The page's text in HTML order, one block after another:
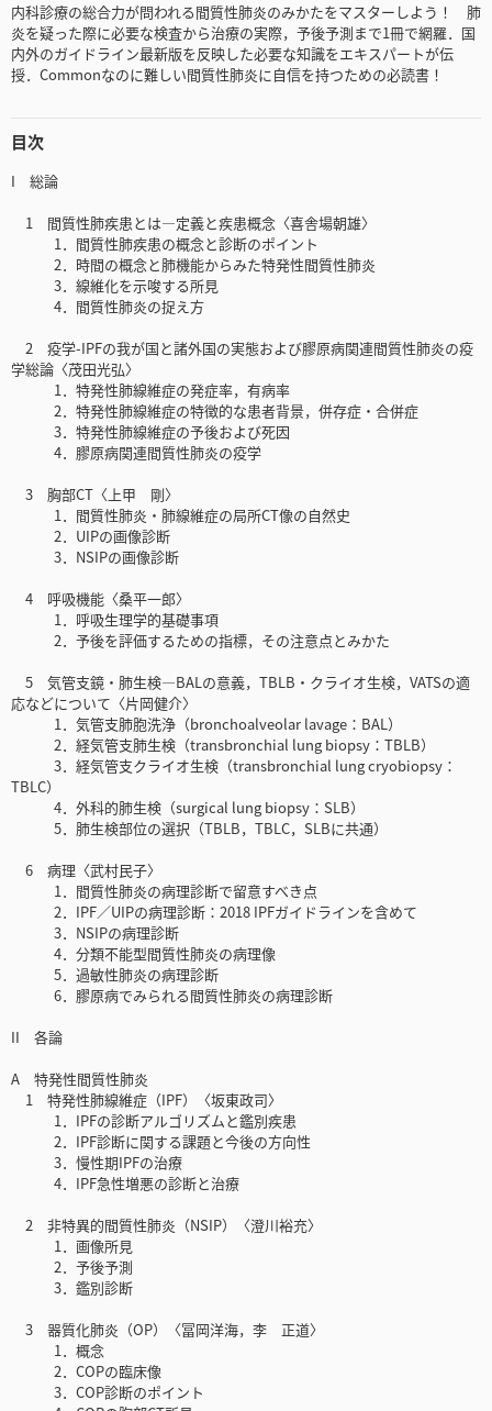
内科診療の総合力が問われる間質性肺炎のみかたをマスターしよう！ 肺
炎を疑った際に必要な検査から治療の実際，予後予測まで1冊で網羅．国
内外のガイドライン最新版を反映した必要な知識をエキスパートが伝
授．Commonなのに難しい間質性肺炎に自信を持つための必読書！
目次
I 総論
1 間質性肺疾患とは―定義と疾患概念〈喜舎場朝雄〉
1．間質性肺疾患の概念と診断のポイント
2．時間の概念と肺機能からみた特発性間質性肺炎
3．線維化を示唆する所見
4．間質性肺炎の捉え方
2 疫学-IPFの我が国と諸外国の実態および膠原病関連間質性肺炎の疫
学総論〈茂田光弘〉
1．特発性肺線維症の発症率，有病率
2．特発性肺線維症の特徴的な患者背景，併存症・合併症
3．特発性肺線維症の予後および死因
4．膠原病関連間質性肺炎の疫学
3 胸部CT〈上甲 剛〉
1．間質性肺炎・肺線維症の局所CT像の自然史
2．UIPの画像診断
3．NSIPの画像診断
4 呼吸機能〈桑平一郎〉
1．呼吸生理学的基礎事項
2．予後を評価するための指標，その注意点とみかた
5 気管支鏡・肺生検―BALの意義，TBLB・クライオ生検，VATSの適
応などについて〈片岡健介〉
1．気管支肺胞洗浄（bronchoalveolar lavage：BAL）
2．経気管支肺生検（transbronchial lung biopsy：TBLB）
3．経気管支クライオ生検（transbronchial lung cryobiopsy：
TBLC）
4．外科的肺生検（surgical lung biopsy：SLB）
5．肺生検部位の選択（TBLB，TBLC，SLBに共通）
6 病理〈武村民子〉
1．間質性肺炎の病理診断で留意すべき点
2．IPF／UIPの病理診断：2018 IPFガイドラインを含めて
3．NSIPの病理診断
4．分類不能型間質性肺炎の病理像
5．過敏性肺炎の病理診断
6．膠原病でみられる間質性肺炎の病理診断
II 各論
A 特発性間質性肺炎
1 特発性肺線維症（IPF）〈坂東政司〉
1．IPFの診断アルゴリズムと鑑別疾患
2．IPF診断に関する課題と今後の方向性
3．慢性期IPFの治療
4．IPF急性増悪の診断と治療
2 非特異的間質性肺炎（NSIP）〈澄川裕充〉
1．画像所見
2．予後予測
3．鑑別診断
3 器質化肺炎（OP）〈冨岡洋海，李 正道〉
1．概念
2．COPの臨床像
3．COP診断のポイント